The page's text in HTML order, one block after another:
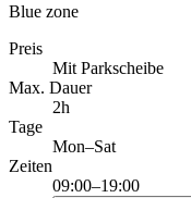
Blue zone
Preis
Mit Parkscheibe
Max. Dauer
2h
Tage
Mon–Sat
Zeiten
09:00–19:00